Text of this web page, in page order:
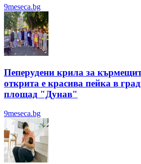
9meseca.bg
Пеперудени крила за
открита е красива пейка в
площад "Дунав"
9meseca.bg